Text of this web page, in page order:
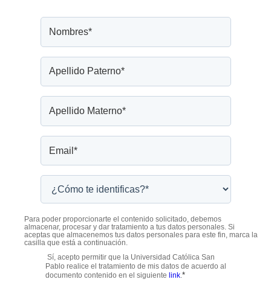
Para poder proporcionarte el contenido solicitado, debemos
almacenar, procesar y dar tratamiento a tus datos personales. Si
aceptas que almacenemos tus datos personales para este fin, marca la
casilla que está a continuación.
Sí, acepto permitir que la Universidad Católica San
Pablo realice el tratamiento de mis datos de acuerdo al
documento contenido en el siguiente link.*